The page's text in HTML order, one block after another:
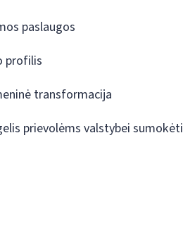
paslaugos
profilis
transformacija
prievolėms valstybei sumokėti